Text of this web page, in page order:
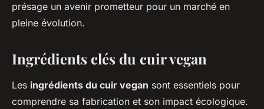
présage un avenir prometteur pour un marché en
pleine évolution.
Ingrédients clés du cuir vegan
Les ingrédients du cuir vegan sont essentiels pour
comprendre sa fabrication et son impact écologique.